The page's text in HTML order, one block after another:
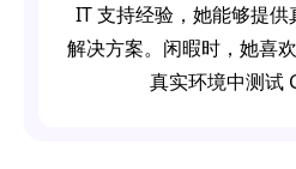
IT 支持经验，她能够提
解决方案。闲暇时，她喜
真实环境中测试